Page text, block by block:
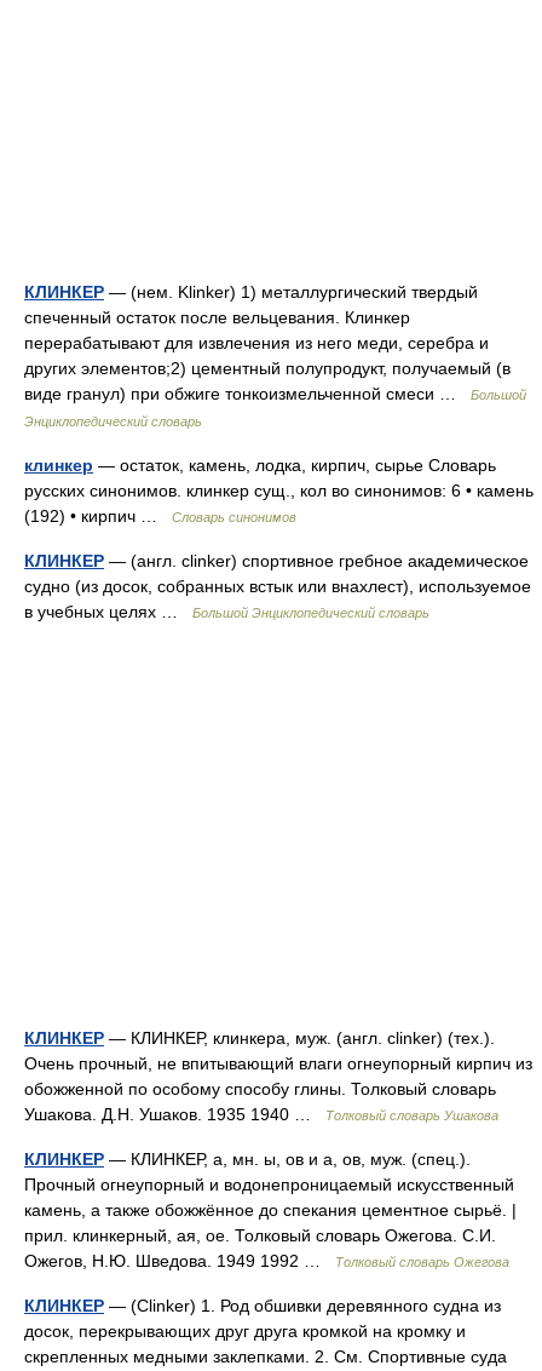
КЛИНКЕР — (нем. Klinker) 1) металлургический твердый
спеченный остаток после вельцевания. Клинкер
перерабатывают для извлечения из него меди, серебра и
других элементов;2) цементный полупродукт, получаемый (в
виде гранул) при обжиге тонкоизмельченной смеси …
Большой
Энциклопедический словарь
клинкер — остаток, камень, лодка, кирпич, сырье Словарь
русских синонимов. клинкер сущ., кол во синонимов: 6 • камень
(192) • кирпич …
Словарь синонимов
КЛИНКЕР — (англ. clinker) спортивное гребное академическое
судно (из досок, собранных встык или внахлест), используемое
в учебных целях …
Большой Энциклопедический словарь
КЛИНКЕР — КЛИНКЕР, клинкера, муж. (англ. clinker) (тех.).
Очень прочный, не впитывающий влаги огнеупорный кирпич из
обожженной по особому способу глины. Толковый словарь
Ушакова. Д.Н. Ушаков. 1935 1940 …
Толковый словарь Ушакова
КЛИНКЕР — КЛИНКЕР, а, мн. ы, ов и а, ов, муж. (спец.).
Прочный огнеупорный и водонепроницаемый искусственный
камень, а также обожжённое до спекания цементное сырьё. |
прил. клинкерный, ая, ое. Толковый словарь Ожегова. С.И.
Ожегов, Н.Ю. Шведова. 1949 1992 …
Толковый словарь Ожегова
КЛИНКЕР — (Clinker) 1. Род обшивки деревянного судна из
досок, перекрывающих друг друга кромкой на кромку и
скрепленных медными заклепками. 2. См. Спортивные суда